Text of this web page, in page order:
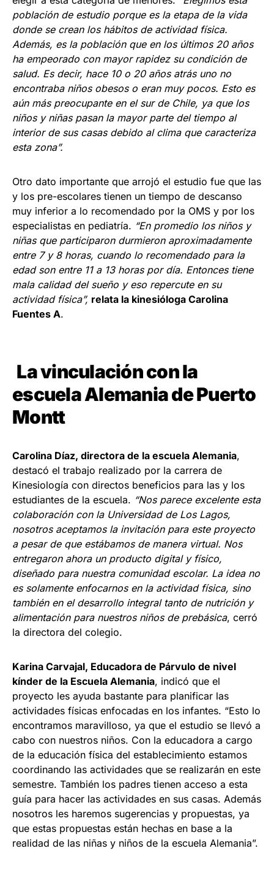
población de estudio porque es la etapa de la vida
donde se crean los hábitos de actividad física.
Además, es la población que en los últimos 20 años
ha empeorado con mayor rapidez su condición de
salud. Es decir, hace 10 o 20 años atrás uno no
encontraba niños obesos o eran muy pocos. Esto es
aún más preocupante en el sur de Chile, ya que los
niños y niñas pasan la mayor parte del tiempo al
interior de sus casas debido al clima que caracteriza
esta zona”.
Otro dato importante que arrojó el estudio fue que las
y los pre-escolares tienen un tiempo de descanso
muy inferior a lo recomendado por la OMS y por los
especialistas en pediatría. “En promedio los niños y
niñas que participaron durmieron aproximadamente
entre 7 y 8 horas, cuando lo recomendado para la
edad son entre 11 a 13 horas por día. Entonces tiene
mala calidad del sueño y eso repercute en su
actividad física”, relata la kinesióloga Carolina
Fuentes A.
La vinculación con la
escuela Alemania de Puerto
Montt
Carolina Díaz, directora de la escuela Alemania,
destacó el trabajo realizado por la carrera de
Kinesiología con directos beneficios para las y los
estudiantes de la escuela. “Nos parece excelente esta
colaboración con la Universidad de Los Lagos,
nosotros aceptamos la invitación para este proyecto
a pesar de que estábamos de manera virtual. Nos
entregaron ahora un producto digital y físico,
diseñado para nuestra comunidad escolar. La idea no
es solamente enfocarnos en la actividad física, sino
también en el desarrollo integral tanto de nutrición y
alimentación para nuestros niños de prebásica, cerró
la directora del colegio.
Karina Carvajal, Educadora de Párvulo de nivel
kínder de la Escuela Alemania, indicó que el
proyecto les ayuda bastante para planificar las
actividades físicas enfocadas en los infantes. “Esto lo
encontramos maravilloso, ya que el estudio se llevó a
cabo con nuestros niños. Con la educadora a cargo
de la educación física del establecimiento estamos
coordinando las actividades que se realizarán en este
semestre. También los padres tienen acceso a esta
guía para hacer las actividades en sus casas. Además
nosotros les haremos sugerencias y propuestas, ya
que estas propuestas están hechas en base a la
realidad de las niñas y niños de la escuela Alemania”.